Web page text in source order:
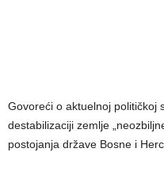
Govoreći o aktuelnoj političkoj
destabilizaciji zemlje
postojanja države Bosne i